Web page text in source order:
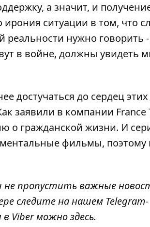
а значит, и
ситуации в том, что
нужно говорить
в войне, должны увидеть
достучаться до сердец
заявили в компании France
о гражданской жизни. И
фильмы, поэтому
пропустить важные
следитена нашем Telegram-
в Viber можноздесь.